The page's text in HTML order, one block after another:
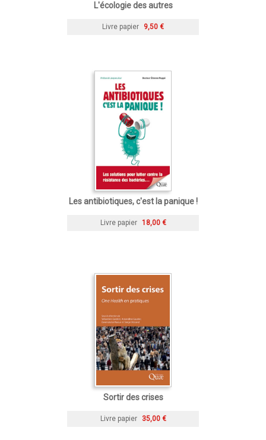
L'écologie des autres
Livre papier 9,50 €
Les antibiotiques, c'est la panique !
Livre papier 18,00 €
Sortir des crises
Livre papier 35,00 €